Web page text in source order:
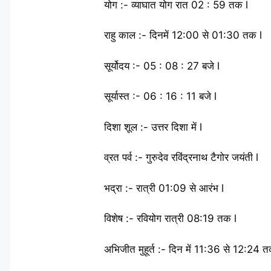
योग :- व्याघात योग रात 02 : 59 तक l
राहु काल :- दिनमें 12:00 से 01:30 तक l
सूर्योदय :- 05 : 08 : 27 बजे l
सूर्यास्त :- 06 : 16 : 11 बजे l
दिशा शूल :- उत्तर दिशा में l
व्रत पर्व :- गुरुदेव रविंद्रनाथ टैगोर जयंती l
भद्रा :- रात्री 01:09 से आरंभ l
विशेष :- रवियोग रात्री 08:19 तक l
अभिजीत मुहूर्त :- दिन में 11:36 से 12:24